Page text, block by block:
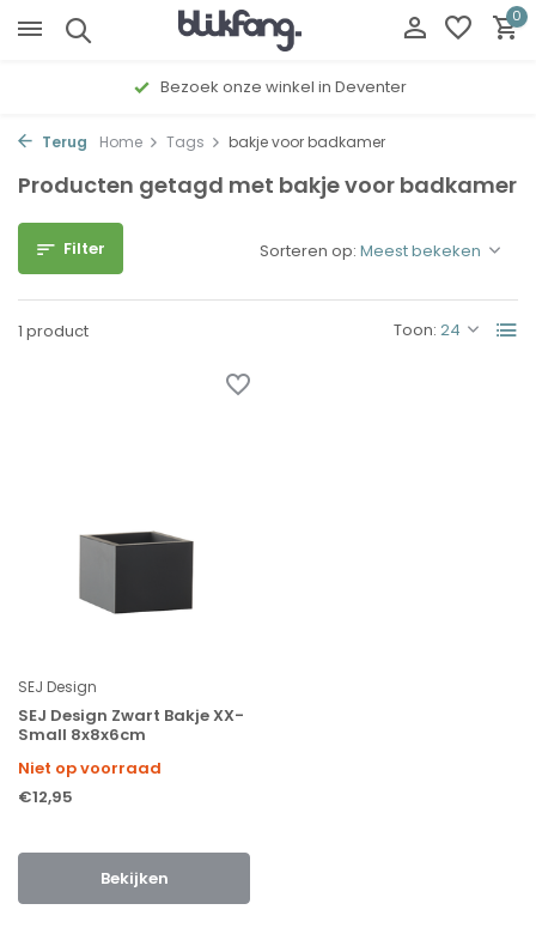
0
Bezoek onze winkel in Deventer
Terug Home Tags bakje voor badkamer
Producten getagd met bakje voor badkamer
Filter
1 product Toon:
Sorteren op:
SEJ Design
SEJ Design Zwart Bakje XX-
Small 8x8x6cm
Niet op voorraad
€12,95
Bekijken